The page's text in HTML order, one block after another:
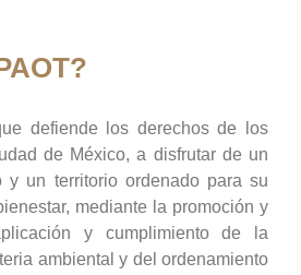
defiende los derechos de los
de México, a disfrutar de un
y un territorio ordenado para su
mediante la promoción y
y cumplimiento de la
ambiental y del ordenamiento